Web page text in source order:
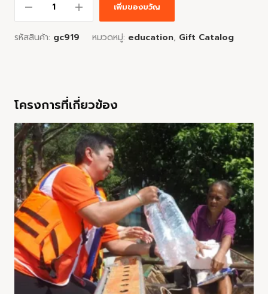
เพิ่มของขวัญ
รหัสสินค้า: gc919 หมวดหมู่: education, Gift Catalog
โครงการที่เกี่ยวข้อง